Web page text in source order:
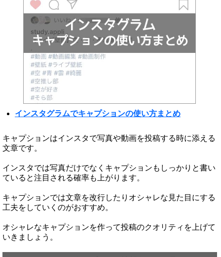
インスタグラムでキャプションの使い方まとめ
キャプションはインスタで写真や動画を投稿する時に添える
文章です。
インスタでは写真だけでなくキャプションもしっかりと書い
ていると注目される確率も上がります。
キャプションでは文章を改行したりオシャレな見た目にする
工夫をしていくのがおすすめ。
オシャレなキャプションを作って投稿のクオリティを上げて
いきましょう。